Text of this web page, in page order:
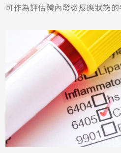
可作為評估體內發炎反應狀態的